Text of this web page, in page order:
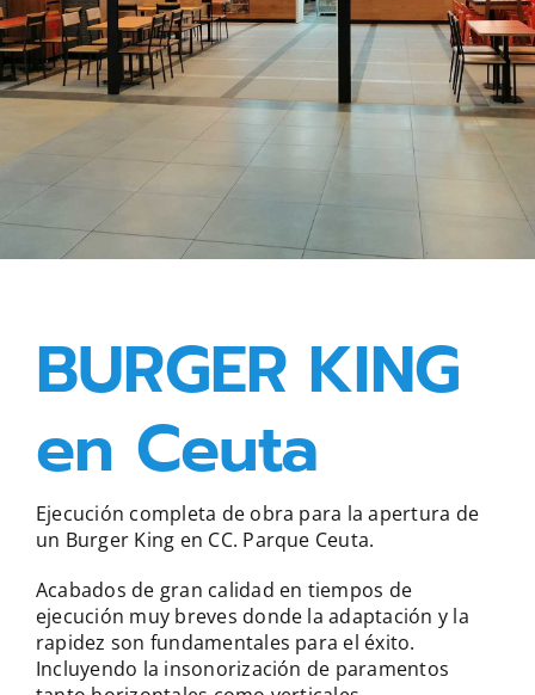
BURGER KING
en Ceuta
Ejecución completa de obra para la apertura de
un Burger King en CC. Parque Ceuta.
Acabados de gran calidad en tiempos de
ejecución muy breves donde la adaptación y la
rapidez son fundamentales para el éxito.
Incluyendo la insonorización de paramentos